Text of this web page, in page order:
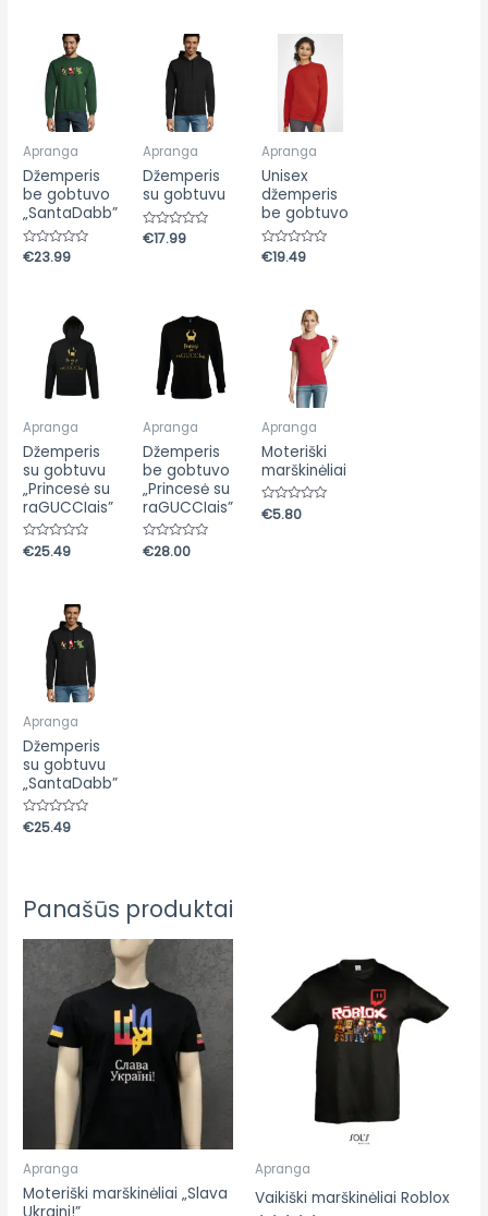
Apranga
Džemperis
be gobtuvo
„SantaDabb”
Įvertinimas:
0
€23.99
Apranga
Džemperis
su gobtuvu
Įvertinimas:
0
€17.99
Apranga
Unisex
džemperis
be gobtuvo
Įvertinimas:
0
€19.49
Apranga
Džemperis
su gobtuvu
„Princesė su
raGUCCIais”
Įvertinimas:
0
€25.49
Apranga
Džemperis
be gobtuvo
„Princesė su
raGUCCIais”
Įvertinimas:
0
€28.00
Apranga
Moteriški
marškinėliai
Įvertinimas:
0
€5.80
Apranga
Džemperis
su gobtuvu
„SantaDabb”
Įvertinimas:
0
€25.49
Panašūs produktai
Apranga
Moteriški marškinėliai „Slava
Apranga
Vaikiški marškinėliai Roblox